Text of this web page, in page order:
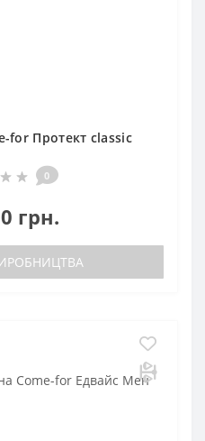
for Протект classic
0
грн.